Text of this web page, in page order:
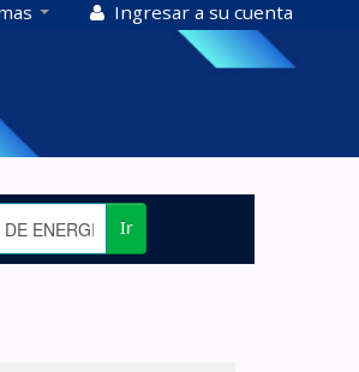
Ingresar a su cuenta
Ir